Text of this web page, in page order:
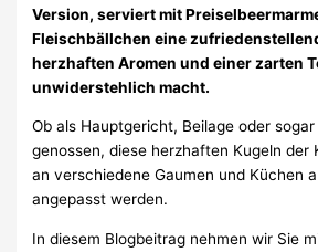
Version, serviert mit
Fleischbällchen eine
herzhaften Aromen und einer zarten
unwiderstehlich macht.
Ob als Hauptgericht, Beilage oder
genossen, diese herzhaften Kugeln der
an verschiedene Gaumen und Küchen
angepasst werden.
In diesem Blogbeitrag nehmen wir Sie